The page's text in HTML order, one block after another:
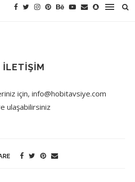
İLETIŞIM
için, info@hobitavsiye.com
ulaşabilirsiniz